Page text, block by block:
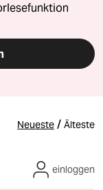
Neueste / Älteste
einloggen